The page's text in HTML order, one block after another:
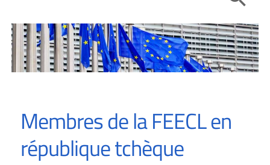
Membres de la FEECL en
république tchèque